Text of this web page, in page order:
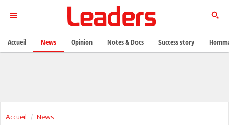
Accueil News
Accueil News Opinion Notes & Docs Success story